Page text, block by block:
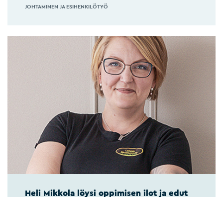
JOHTAMINEN JA ESIHENKILÖTYÖ
Heli Mikkola löysi oppimisen ilot ja edut